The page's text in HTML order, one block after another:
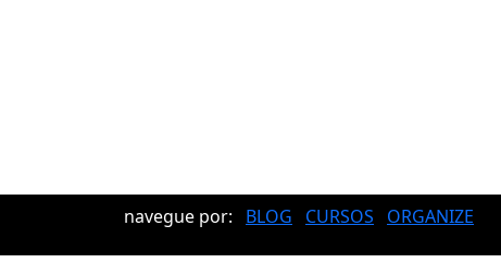
navegue por: BLOG CURSOS ORGANIZE